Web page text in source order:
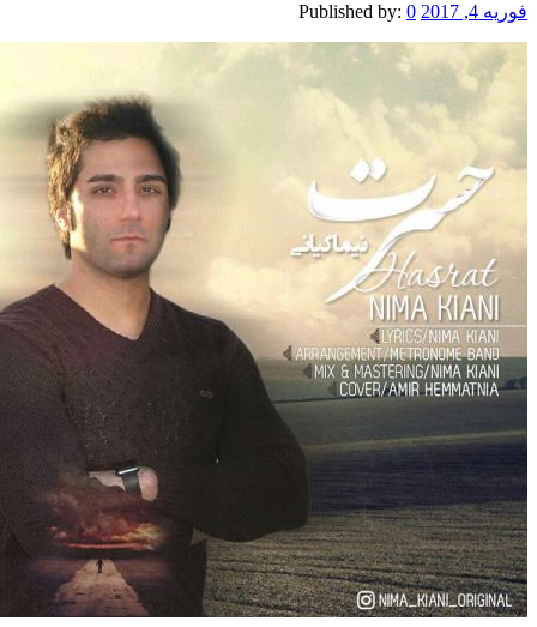
Published by:0